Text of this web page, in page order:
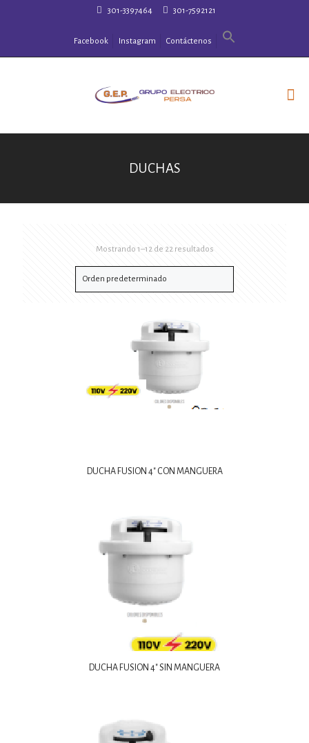
301-3397464 301-7592121
Facebook Instagram Contáctenos
DUCHAS
Mostrando 1–12 de 22 resultados
DUCHA FUSION 4″ CON MANGUERA
DUCHA FUSION 4″ SIN MANGUERA